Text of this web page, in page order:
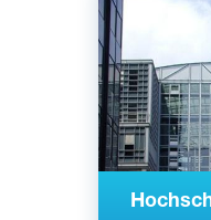
Немецкий
Берлин,
Частный